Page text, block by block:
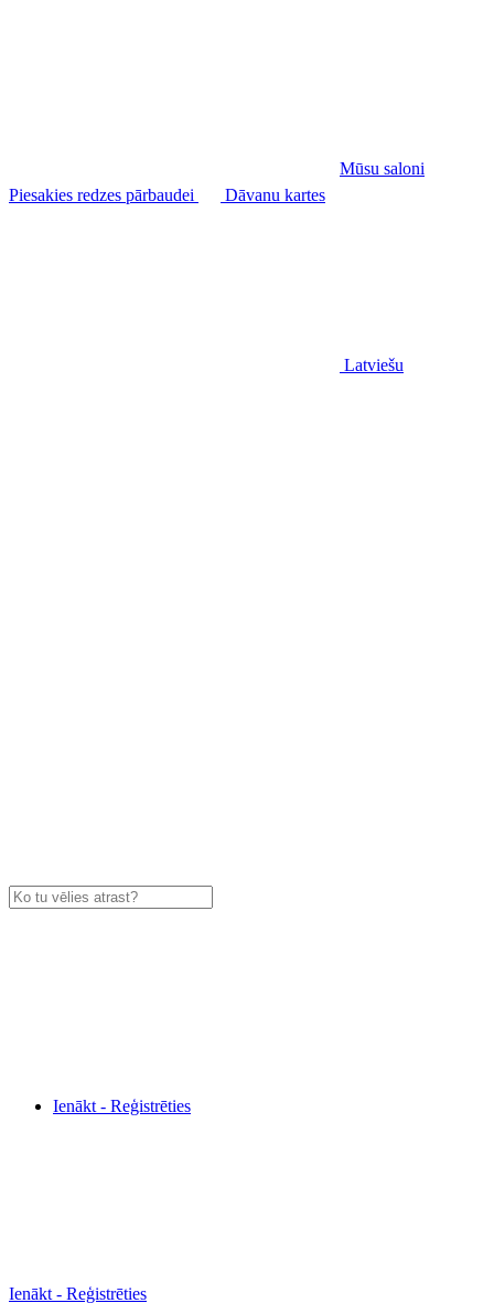
Mūsu saloni
Piesakies redzes pārbaudei
Dāvanu kartes
Latviešu
Ienākt - Reģistrēties
Ienākt - Reģistrēties